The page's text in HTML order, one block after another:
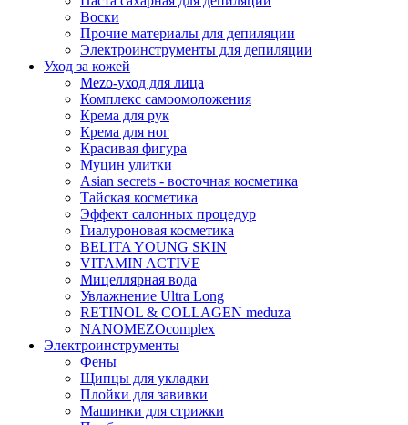
Воски
Прочие материалы для депиляции
Электроинструменты для депиляции
Уход за кожей
Mezo-уход для лица
Комплекс самоомоложения
Крема для рук
Крема для ног
Красивая фигура
Муцин улитки
Asian seсrets - восточная косметика
Тайская косметика
Эффект салонных процедур
Гиалуроновая косметика
BELITA YOUNG SKIN
VITAMIN ACTIVE
Мицеллярная вода
Увлажнение Ultra Long
RETINOL & COLLAGEN meduza
NANOMEZOcomplex
Электроинструменты
Фены
Щипцы для укладки
Плойки для завивки
Машинки для стрижки